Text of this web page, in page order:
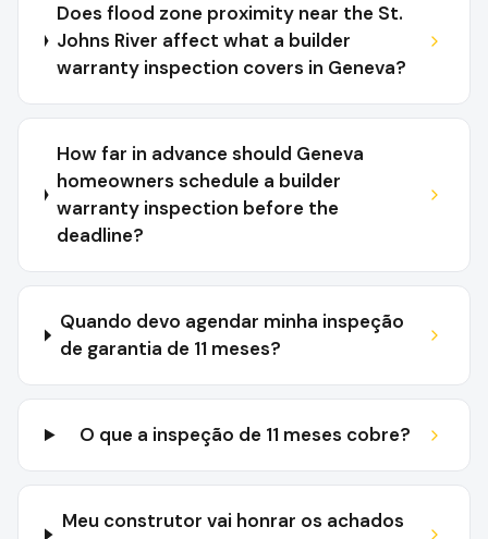
Does flood zone proximity near the St.
Johns River affect what a builder
warranty inspection covers in Geneva?
How far in advance should Geneva
homeowners schedule a builder
warranty inspection before the
deadline?
Quando devo agendar minha inspeção
de garantia de 11 meses?
O que a inspeção de 11 meses cobre?
Meu construtor vai honrar os achados